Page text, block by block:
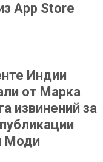
App Store
Индии
от Марка
извинений за
Моди